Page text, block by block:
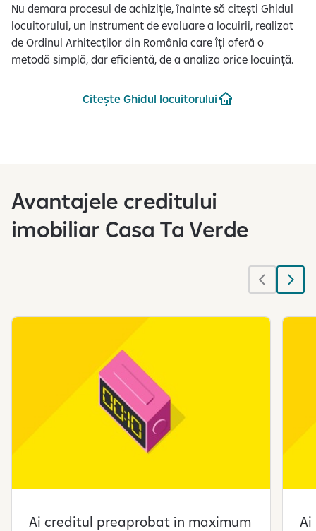
Nu demara procesul de achiziție, înainte să citești Ghidul
locuitorului, un instrument de evaluare a locuirii, realizat
de Ordinul Arhitecților din România care îți oferă o
metodă simplă, dar eficientă, de a analiza orice locuință.
Citește Ghidul locuitorului
Avantajele creditului
imobiliar Casa Ta Verde
Ai creditul preaprobat în maximum